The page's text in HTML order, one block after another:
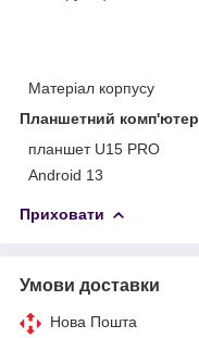
Матеріал корпусу
Планшетний комп'ютер
планшет U15 PRO
Android 13
Приховати
Умови доставки
Нова Пошта